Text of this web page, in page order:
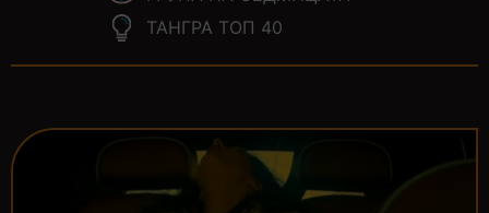
ТАНГРА ТОП 40